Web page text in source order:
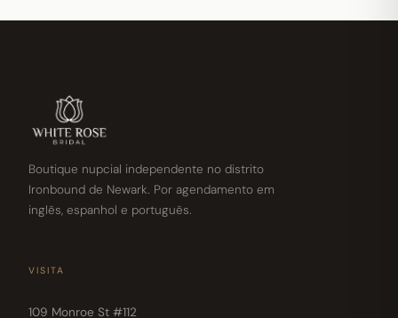
Boutique nupcial independente no distrito
Ironbound de Newark. Por agendamento em
inglês, espanhol e português.
VISITA
109 Monroe St #112